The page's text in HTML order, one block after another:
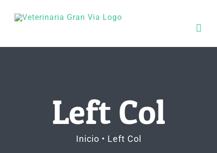
Left Col
Inicio Left Col